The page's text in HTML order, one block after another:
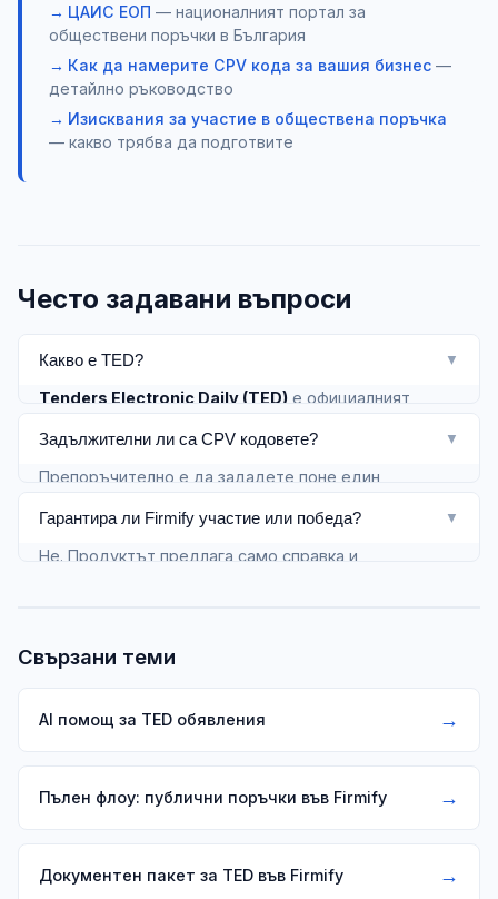
ЦАИС ЕОП — националният портал за
обществени поръчки в България
Как да намерите CPV кода за вашия бизнес —
детайлно ръководство
Изисквания за участие в обществена поръчка
— какво трябва да подготвите
Често задавани въпроси
Какво е TED? ▼
Tenders Electronic Daily (TED) е официалният
поръчки в ЕС. Firmify чете тези данни за вашия
радар.
Задължителни ли са CPV кодовете? ▼
Препоръчително е да зададете поне един
съвпаденията са по-точни. Можете да комбинирате
няколко кода.
Гарантира ли Firmify участие или победа? ▼
Не. Продуктът предлага само справка и
Свързани теми
AI помощ за TED обявления →
Пълен флоу: публични поръчки във Firmify →
Документен пакет за TED във Firmify →